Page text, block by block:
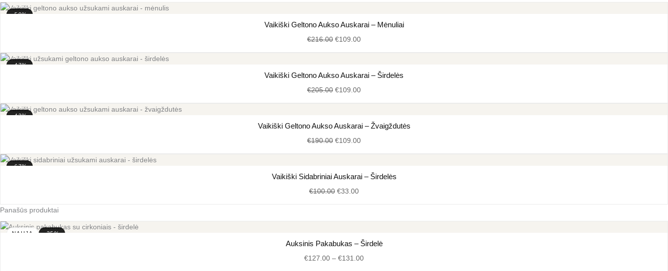
-50%
Vaikiški Geltono Aukso Auskarai – Mėnuliai
€216.00 was:
€109.00is:
-47%
Vaikiški Geltono Aukso Auskarai – Širdelės
€205.00 was:
€109.00
Current
is:
-43%
Vaikiški Geltono Aukso Auskarai – Žvaigždutės
€190.00 was:
€109.00
Current
is:
-67%
Vaikiški Sidabriniai Auskarai – Širdelės
€100.00 was:
€33.00
Current
is:
Panašūs produktai
NAUJA -35%
Auksinis Pakabukas – Širdelė
€127.00 – €131.00
Price
€127.00